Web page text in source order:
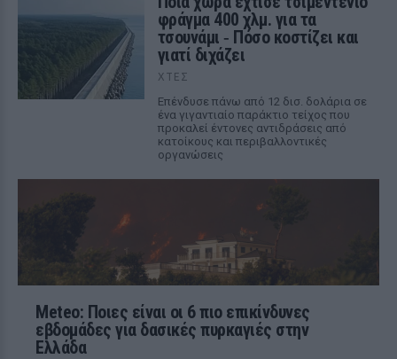
φράγμα 400 χλμ. για τα
τσουνάμι ‑ Πόσο κοστίζει και
γιατί διχάζει
ΧΤΕΣ
Επένδυσε πάνω από 12 δισ. δολάρια σε
ένα γιγαντιαίο παράκτιο τείχος που
προκαλεί έντονες αντιδράσεις από
κατοίκους και περιβαλλοντικές
οργανώσεις
Meteo: Ποιες είναι οι 6 πιο επικίνδυνες
εβδομάδες για δασικές πυρκαγιές στην
Ελλάδα